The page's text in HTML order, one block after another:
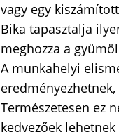
vagy egy
Bika tapasztalja
meghozza a
A munkahelyi
Természetesen ez
kedvezőek